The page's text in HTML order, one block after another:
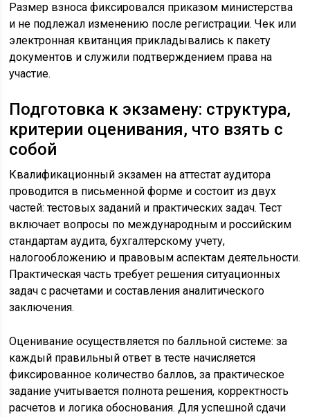
Размер взноса фиксировался приказом министерства
и не подлежал изменению после регистрации. Чек или
электронная квитанция прикладывались к пакету
документов и служили подтверждением права на
участие.
Подготовка к экзамену: структура,
критерии оценивания, что взять с
собой
Квалификационный экзамен на аттестат аудитора
проводится в письменной форме и состоит из двух
частей: тестовых заданий и практических задач. Тест
включает вопросы по международным и российским
стандартам аудита, бухгалтерскому учету,
налогообложению и правовым аспектам деятельности.
Практическая часть требует решения ситуационных
задач с расчетами и составления аналитического
заключения.
Оценивание осуществляется по балльной системе: за
каждый правильный ответ в тесте начисляется
фиксированное количество баллов, за практическое
задание учитывается полнота решения, корректность
расчетов и логика обоснования. Для успешной сдачи